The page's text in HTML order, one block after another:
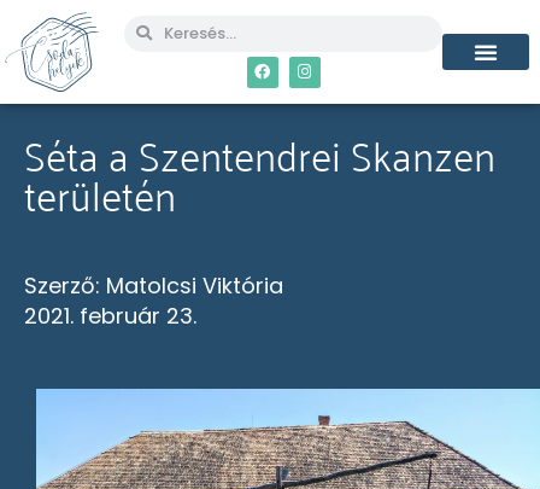
Séta a Szentendrei Skanzen
területén
Szerző: Matolcsi Viktória
2021. február 23.